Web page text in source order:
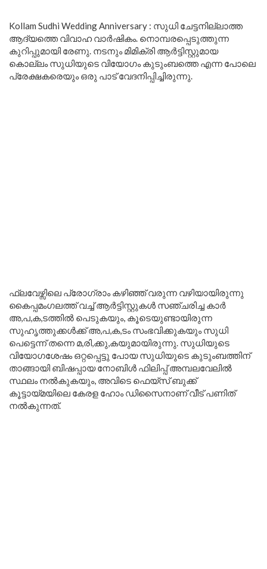
Kollam Sudhi Wedding Anniversary : സുധി ചേട്ടനില്ലാത്ത
ആദ്യത്തെ വിവാഹ വാർഷികം. നൊമ്പരപ്പെടുത്തുന്ന
കുറിപ്പുമായി രേണു. നടനും മിമിക്രി ആർട്ടിസ്റ്റുമായ
കൊല്ലം സുധിയുടെ വിയോഗം കുടുംബത്തെ എന്ന പോലെ
പ്രേക്ഷകരെയും ഒരു പാട് വേദനിപ്പിച്ചിരുന്നു.
ഫ്ലവേഴ്സിലെ പ്രോഗ്രാം കഴിഞ്ഞ് വരുന്ന വഴിയായിരുന്നു
കൈപ്പമംഗലത്ത് വച്ച് ആർട്ടിസ്റ്റുകൾ സഞ്ചരിച്ച കാർ
അ,പ,ക,ടത്തിൽ പെടുകയും, കൂടെയുണ്ടായിരുന്ന
സുഹൃത്തുക്കൾക്ക് അ,പ,ക,ടം സംഭവിക്കുകയും സുധി
പെട്ടെന്ന് തന്നെ മ,രി,ക്കു,കയുമായിരുന്നു. സുധിയുടെ
വിയോഗശേഷം ഒറ്റപ്പെട്ടു പോയ സുധിയുടെ കുടുംബത്തിന്
താങ്ങായി ബിഷപ്പായ നോബിൾ ഫിലിപ്പ് അമ്പലവേലിൽ
സ്ഥലം നൽകുകയും, അവിടെ ഫെയ്സ് ബുക്ക്
കൂട്ടായ്മയിലെ കേരള ഹോം ഡിസൈനാണ് വീട് പണിത്
നൽകുന്നത്.